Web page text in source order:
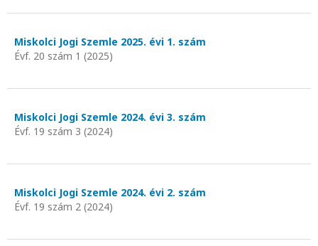
Miskolci Jogi Szemle 2025. évi 1. szám
Évf. 20 szám 1 (2025)
Miskolci Jogi Szemle 2024. évi 3. szám
Évf. 19 szám 3 (2024)
Miskolci Jogi Szemle 2024. évi 2. szám
Évf. 19 szám 2 (2024)